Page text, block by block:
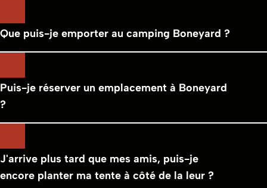
Que puis-je emporter au camping Boneyard ?
Puis-je réserver un emplacement à Boneyard
?
J'arrive plus tard que mes amis, puis-je
encore planter ma tente à côté de la leur ?